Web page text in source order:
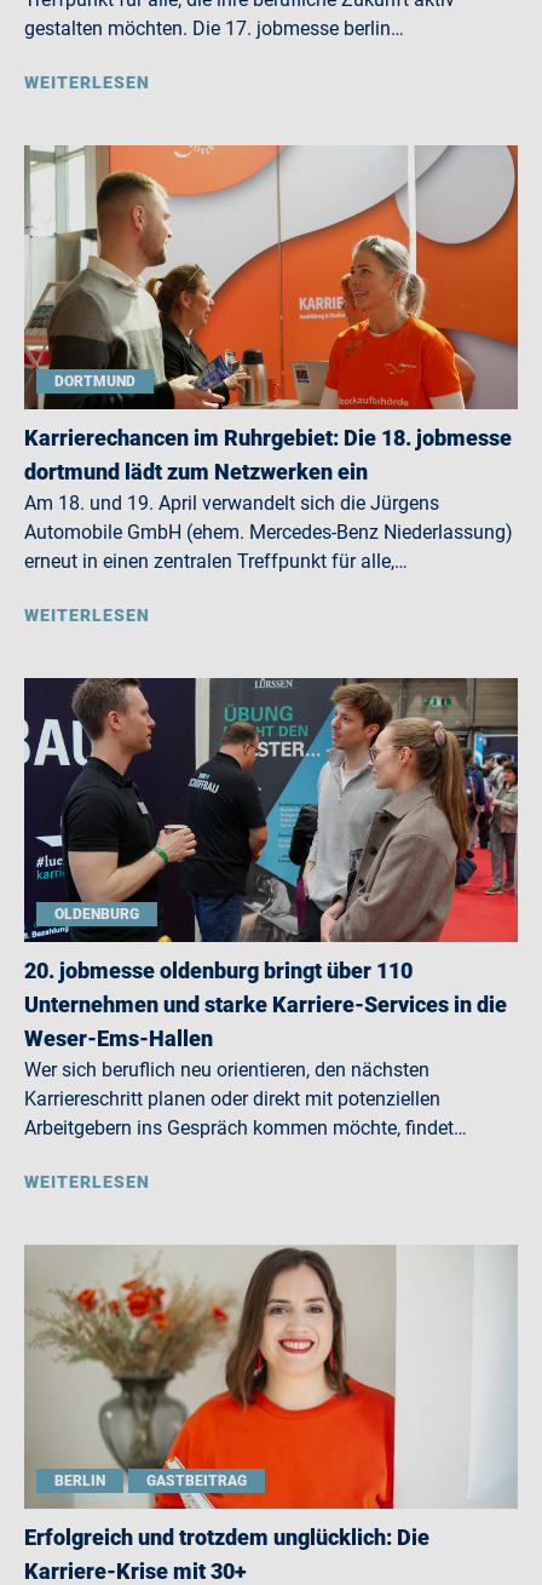
gestalten möchten. Die 17. jobmesse berlin…
WEITERLESEN
DORTMUND
Karrierechancen im Ruhrgebiet: Die 18. jobmesse
dortmund lädt zum Netzwerken ein
Am 18. und 19. April verwandelt sich die Jürgens
Automobile GmbH (ehem. Mercedes-Benz Niederlassung)
erneut in einen zentralen Treffpunkt für alle,…
WEITERLESEN
OLDENBURG
20. jobmesse oldenburg bringt über 110
Unternehmen und starke Karriere-Services in die
Weser-Ems-Hallen
Wer sich beruflich neu orientieren, den nächsten
Karriereschritt planen oder direkt mit potenziellen
Arbeitgebern ins Gespräch kommen möchte, findet…
WEITERLESEN
BERLIN GASTBEITRAG
Erfolgreich und trotzdem unglücklich: Die
Karriere-Krise mit 30+